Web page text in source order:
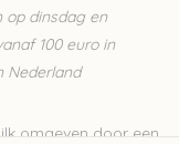
op dinsdag en
100 euro in
Nederland
omgeven door een